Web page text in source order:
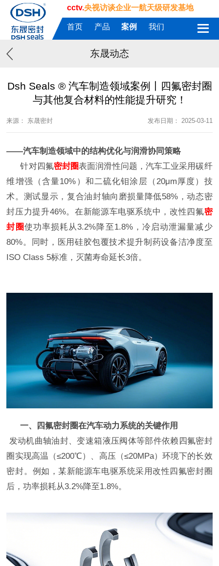
cctv.央视访谈企业一航天级研发基地
首页 产品 案例 我们
东晟动态
Dsh Seals ® 汽车制造领域案例丨四氟密封圈
与其他复合材料的性能提升研究！
来源： 东晟密封 发布日期： 2025-03-11
——汽车制造领域中的结构优化与润滑协同策略
针对四氟密封圈表面润滑性问题，汽车工业采用碳纤
维增强（含量10%）和二硫化钼涂层（20μm厚度）技
术。测试显示，复合油封轴向磨损量降低58%，动态密
封压力提升46%‌。在新能源车电驱系统中，改性四氟密
封圈使功率损耗从3.2%降至1.8%，冷启动泄漏量减少
80%‌。同时，医用硅胶包覆技术提升制药设备洁净度至
ISO Class 5标准，灭菌寿命延长3倍‌。
一、四氟密封圈在汽车动力系统的关键作用
发动机曲轴油封、变速箱液压阀体等部件依赖四氟密封
圈 实现高温（≤200℃）、高压（≤20MPa）环境下的长效
密封‌。例如，某新能源车电驱系统采用改性四氟密封圈
后，功率损耗从3.2%降至1.8%‌。